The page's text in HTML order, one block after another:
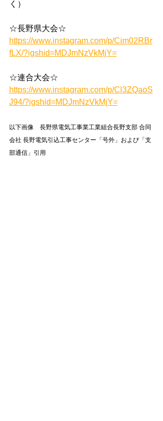
く）
☆長野県大会☆
https://www.instagram.com/p/Cim02RBr
fLX/?igshid=MDJmNzVkMjY=
☆連合大会☆
https://www.instagram.com/p/Cl3ZQaoS
J94/?igshid=MDJmNzVkMjY=
以下画像　長野県電気工事業工業組合長野支部 合同
会社 長野電気引込工事センター「号外」および「支
部通信」引用